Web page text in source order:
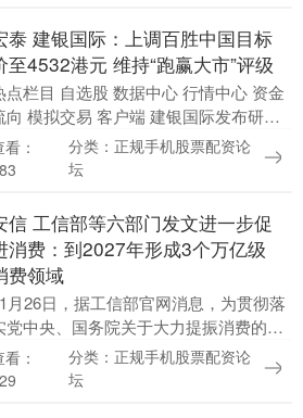
泰 建银国际：上调百胜中国目标
至4532港元 维持“跑赢大市”评级
点栏目 自选股 数据中心 行情中心 资金
向 模拟交易 客户端 建银国际发布研报
，将百胜中国（09987，YUMC.US）目
价由442.3港元，调高2.5....
：
分类：正规手机股票配资论
坛
信 工信部等六部门发文进一步促
消费：到2027年形成3个万亿级
费领域
月26日，据工信部官网消息，为贯彻落
党中央、国务院关于大力提振消费的决
部署，工信部等六部门制定了《关于增
消费品供需适配性进一步促进消费的实
：
分类：正规手机股票配资论
坛